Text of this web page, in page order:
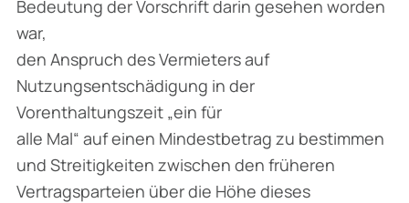
Bedeutung der Vorschrift darin gesehen worden
war,
den Anspruch des Vermieters auf
Nutzungsentschädigung in der
Vorenthaltungszeit „ein für
alle Mal“ auf einen Mindestbetrag zu bestimmen
und Streitigkeiten zwischen den früheren
Vertragsparteien über die Höhe dieses